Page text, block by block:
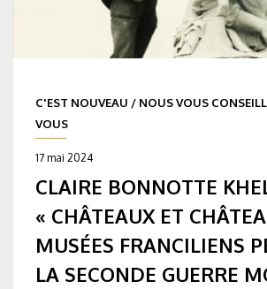
C'EST NOUVEAU / NOUS VOUS
VOUS
17 mai 2024
CLAIRE BONNOTTE
« CHÂTEAUX ET
MUSÉES FRANCILIENS
LA SECONDE GUERRE